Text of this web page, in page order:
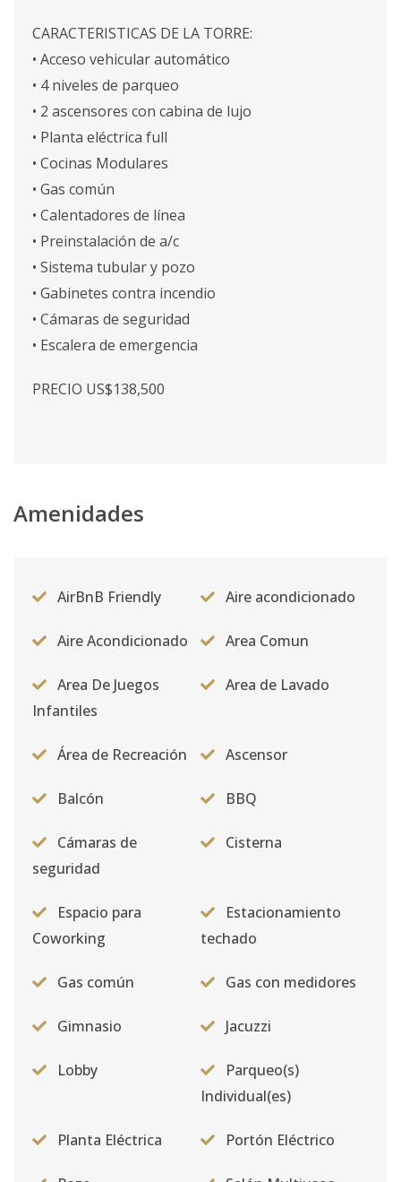
CARACTERISTICAS DE LA TORRE:
• Acceso vehicular automático
• 4 niveles de parqueo
• 2 ascensores con cabina de lujo
• Planta eléctrica full
• Cocinas Modulares
• Gas común
• Calentadores de línea
• Preinstalación de a/c
• Sistema tubular y pozo
• Gabinetes contra incendio
• Cámaras de seguridad
• Escalera de emergencia
PRECIO US$138,500
Amenidades
AirBnB Friendly Aire acondicionado
Aire Acondicionado Area Comun
Area De Juegos
Infantiles
Area de Lavado
Área de Recreación Ascensor
Balcón BBQ
Cámaras de
seguridad
Cisterna
Espacio para
Coworking
Estacionamiento
techado
Gas común Gas con medidores
Gimnasio Jacuzzi
Lobby
Parqueo(s)
Individual(es)
Planta Eléctrica Portón Eléctrico